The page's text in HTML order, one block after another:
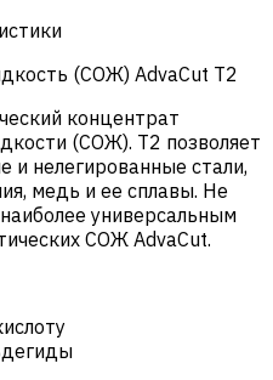
(СОЖ) AdvaСut T2
концентрат
(СОЖ). T2 позволяет
и нелегированные стали,
медь и ее сплавы. Не
универсальным
СОЖ AdvaСut.